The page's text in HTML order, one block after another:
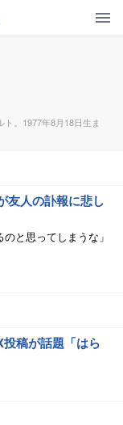
。1977年8月18日生ま
友人の訃報に悲し
と思ってしまうな」
稿が話題「はら